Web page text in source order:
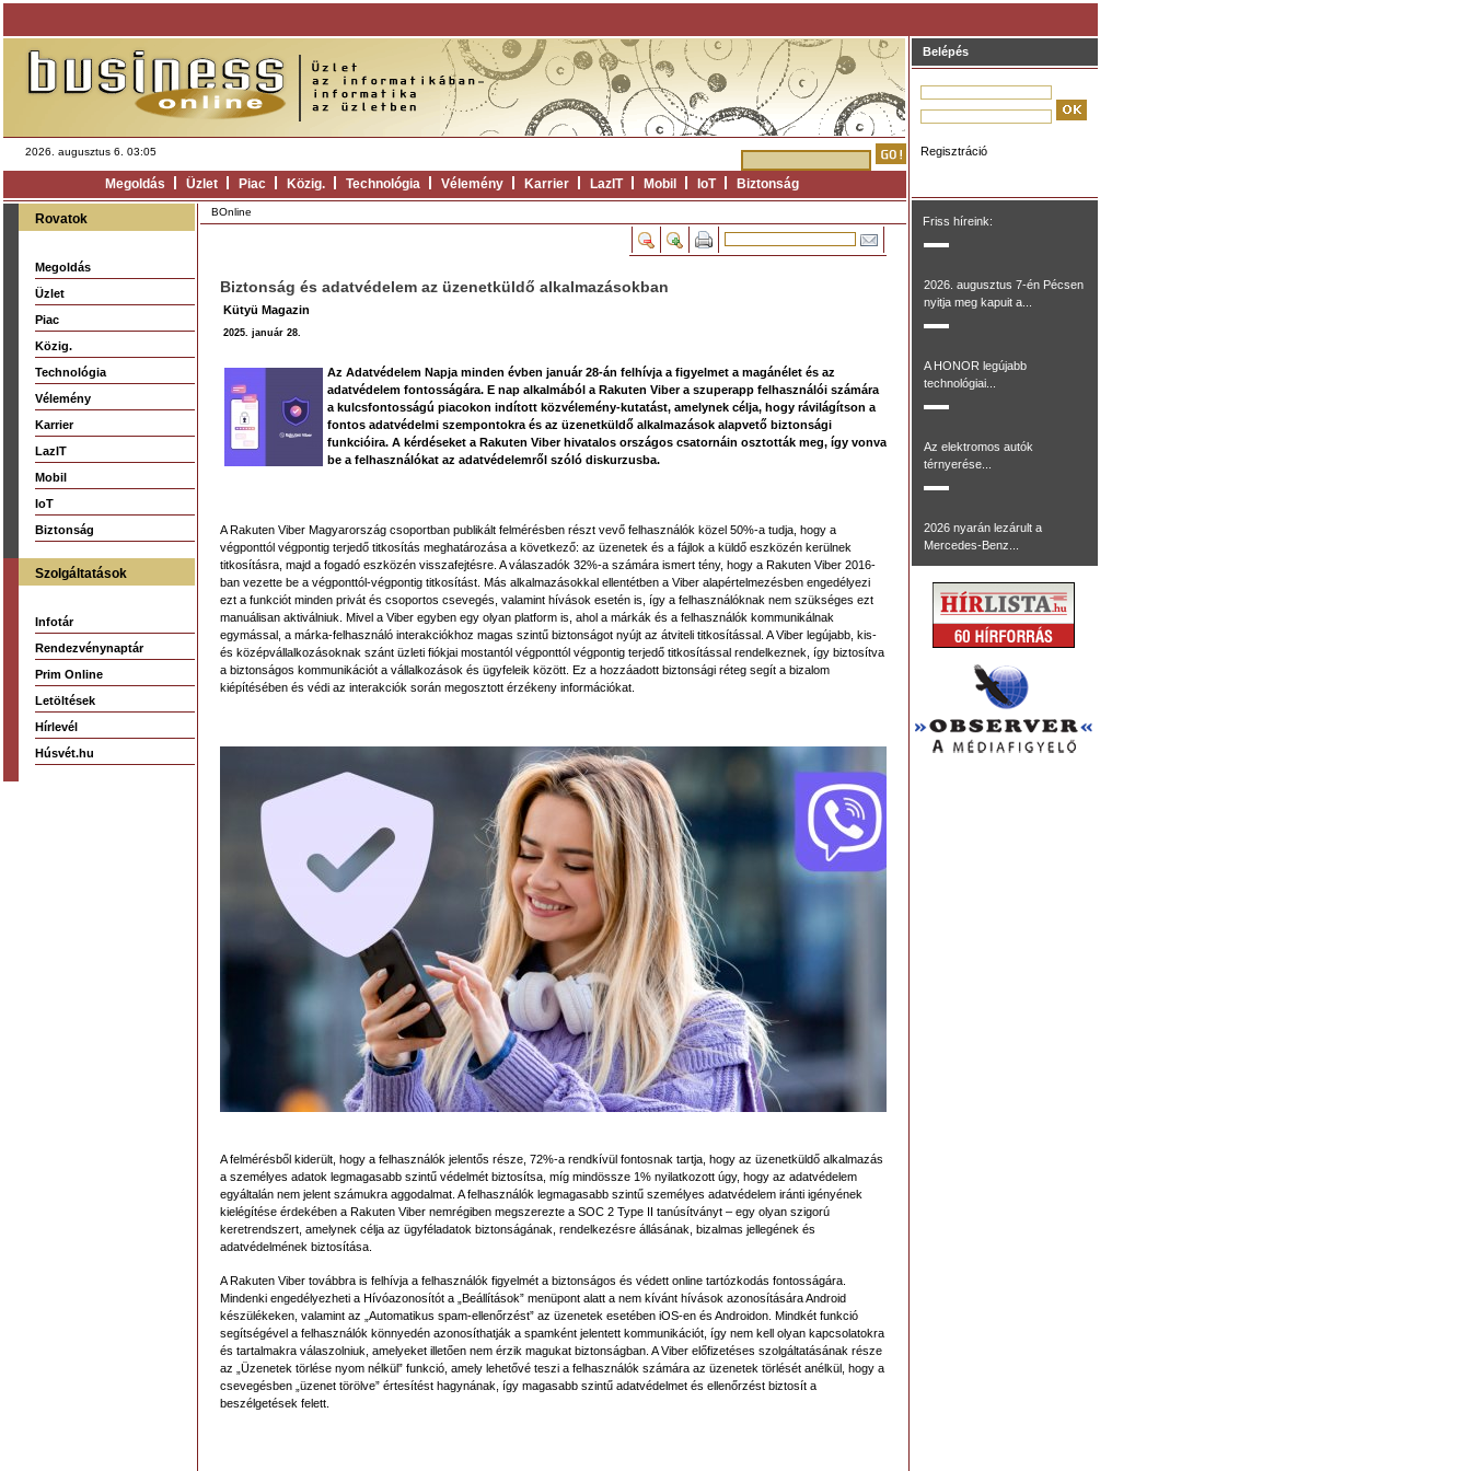
2026. augusztus 6. 03:05
Megoldás Üzlet Piac Közig. Technológia Vélemény Karrier LazIT Mobil IoT Biztonság
Rovatok
Megoldás
Üzlet
Piac
Közig.
Technológia
Vélemény
Karrier
LazIT
Mobil
IoT
Biztonság
Szolgáltatások
Infotár
Rendezvénynaptár
Prim Online
Letöltések
Hírlevél
Húsvét.hu
BOnline
Biztonság és adatvédelem az üzenetküldő alkalmazásokban
Kütyü Magazin
2025. január 28.
Az Adatvédelem Napja minden évben január 28-án felhívja a figyelmet a magánélet és az
adatvédelem fontosságára. E nap alkalmából a Rakuten Viber a szuperapp felhasználói számára
a kulcsfontosságú piacokon indított közvélemény-kutatást, amelynek célja, hogy rávilágítson a
fontos adatvédelmi szempontokra és az üzenetküldő alkalmazások alapvető biztonsági
funkcióira. A kérdéseket a Rakuten Viber hivatalos országos csatornáin osztották meg, így vonva
be a felhasználókat az adatvédelemről szóló diskurzusba.
A Rakuten Viber Magyarország csoportban publikált felmérésben részt vevő felhasználók közel 50%-a tudja, hogy a
végponttól végpontig terjedő titkosítás meghatározása a következő: az üzenetek és a fájlok a küldő eszközén kerülnek
titkosításra, majd a fogadó eszközén visszafejtésre. A válaszadók 32%-a számára ismert tény, hogy a Rakuten Viber 2016-
ban vezette be a végponttól-végpontig titkosítást. Más alkalmazásokkal ellentétben a Viber alapértelmezésben engedélyezi
ezt a funkciót minden privát és csoportos csevegés, valamint hívások esetén is, így a felhasználóknak nem szükséges ezt
manuálisan aktiválniuk. Mivel a Viber egyben egy olyan platform is, ahol a márkák és a felhasználók kommunikálnak
egymással, a márka-felhasználó interakciókhoz magas szintű biztonságot nyújt az átviteli titkosítással. A Viber legújabb, kis-
és középvállalkozásoknak szánt üzleti fiókjai mostantól végponttól végpontig terjedő titkosítással rendelkeznek, így biztosítva
a biztonságos kommunikációt a vállalkozások és ügyfeleik között. Ez a hozzáadott biztonsági réteg segít a bizalom
kiépítésében és védi az interakciók során megosztott érzékeny információkat.
A felmérésből kiderült, hogy a felhasználók jelentős része, 72%-a rendkívül fontosnak tartja, hogy az üzenetküldő alkalmazás
a személyes adatok legmagasabb szintű védelmét biztosítsa, míg mindössze 1% nyilatkozott úgy, hogy az adatvédelem
egyáltalán nem jelent számukra aggodalmat. A felhasználók legmagasabb szintű személyes adatvédelem iránti igényének
kielégítése érdekében a Rakuten Viber nemrégiben megszerezte a SOC 2 Type II tanúsítványt – egy olyan szigorú
keretrendszert, amelynek célja az ügyféladatok biztonságának, rendelkezésre állásának, bizalmas jellegének és
adatvédelmének biztosítása.
A Rakuten Viber továbbra is felhívja a felhasználók figyelmét a biztonságos és védett online tartózkodás fontosságára.
Mindenki engedélyezheti a Hívóazonosítót a „Beállítások” menüpont alatt a nem kívánt hívások azonosítására Android
készülékeken, valamint az „Automatikus spam-ellenőrzést” az üzenetek esetében iOS-en és Androidon. Mindkét funkció
segítségével a felhasználók könnyedén azonosíthatják a spamként jelentett kommunikációt, így nem kell olyan kapcsolatokra
és tartalmakra válaszolniuk, amelyeket illetően nem érzik magukat biztonságban. A Viber előfizetéses szolgáltatásának része
az „Üzenetek törlése nyom nélkül” funkció, amely lehetővé teszi a felhasználók számára az üzenetek törlését anélkül, hogy a
csevegésben „üzenet törölve” értesítést hagynának, így magasabb szintű adatvédelmet és ellenőrzést biztosít a
beszélgetések felett.
Belépés
Regisztráció
Friss híreink:
2026. augusztus 7-én Pécsen
nyitja meg kapuit a...
A HONOR legújabb
technológiai...
Az elektromos autók
térnyerése...
2026 nyarán lezárult a
Mercedes-Benz...